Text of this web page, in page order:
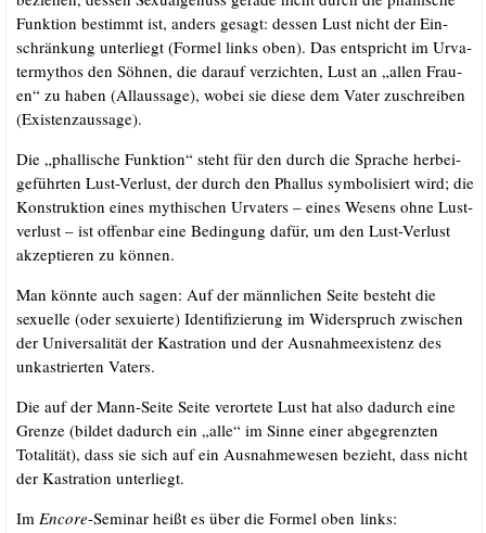
Funk­ti­on bestimmt ist, anders gesagt: des­sen Lust nicht der Ein­
schrän­kung unter­liegt (For­mel links oben). Das ent­spricht im Urva­
ter­my­thos den Söh­nen, die dar­auf ver­zich­ten, Lust an „allen Frau­
en“ zu haben (All­aus­sa­ge), wobei sie die­se dem Vater zuschrei­ben
(Exis­tenz­aus­sa­ge).
Die „phal­li­sche Funk­ti­on“ steht für den durch die Spra­che her­bei­
ge­führ­ten Lust-Ver­lust, der durch den Phal­lus sym­bo­li­siert wird; die
Kon­struk­ti­on eines mythi­schen Urva­ters – eines Wesens ohne Lust­
ver­lust – ist offen­bar eine Bedin­gung dafür, um den Lust-Ver­lust
akzep­tie­ren zu können.
Man könn­te auch sagen: Auf der männ­li­chen Sei­te besteht die
sexu­el­le (oder sexu­ier­te) Iden­ti­fi­zie­rung im Wider­spruch zwi­schen
der Uni­ver­sa­li­tät der Kas­tra­ti­on und der Aus­nah­me­exis­tenz des
unkas­trier­ten Vaters.
Die auf der Mann-Sei­te Sei­te ver­or­te­te Lust hat also dadurch eine
Gren­ze (bil­det dadurch ein „alle“ im Sin­ne einer abge­grenz­ten
Tota­li­tät), dass sie sich auf ein Aus­nah­me­we­sen bezieht, dass nicht
der Kas­tra­ti­on unterliegt.
Im Enco­re-Semi­nar heißt es über die For­mel oben links: